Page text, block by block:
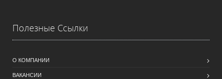
Полезные Ссылки
О КОМПАНИИ
ВАКАНСИИ